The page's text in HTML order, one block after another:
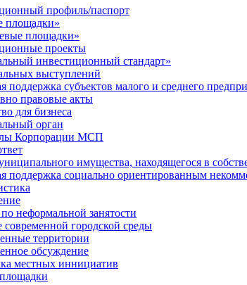
профиль/паспорт
площадки»
площадки»
проекты
инвестиционный стандарт»
выступлений
поддержка субъектов малого и среднего
правовые акты
для бизнеса
орган
Корпорации МСП
имущества, находящегося в
поддержка социально ориентированным
неформальной занятости
городской среды
территории
обсуждение
местных иннициатив